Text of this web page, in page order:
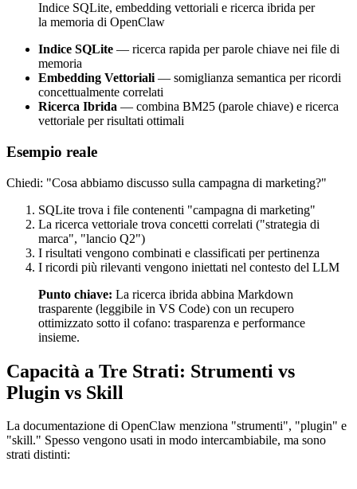
Indice SQLite, embedding vettoriali e ricerca ibrida per
la memoria di OpenClaw
Indice SQLite — ricerca rapida per parole chiave nei file di
memoria
Embedding Vettoriali — somiglianza semantica per ricordi
concettualmente correlati
Ricerca Ibrida — combina BM25 (parole chiave) e ricerca
vettoriale per risultati ottimali
Esempio reale
Chiedi: "Cosa abbiamo discusso sulla campagna di marketing?"
SQLite trova i file contenenti "campagna di marketing"
La ricerca vettoriale trova concetti correlati ("strategia di
marca", "lancio Q2")
I risultati vengono combinati e classificati per pertinenza
I ricordi più rilevanti vengono iniettati nel contesto del LLM
Punto chiave: La ricerca ibrida abbina Markdown
trasparente (leggibile in VS Code) con un recupero
ottimizzato sotto il cofano: trasparenza e performance
insieme.
Capacità a Tre Strati: Strumenti vs
Plugin vs Skill
La documentazione di OpenClaw menziona "strumenti", "plugin" e
"skill." Spesso vengono usati in modo intercambiabile, ma sono
strati distinti: